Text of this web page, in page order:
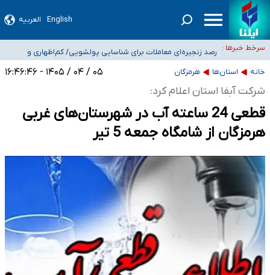
English العربیه
سرخط خبرها :
۵۰ ایستگاه هواشناسی در جنگ دچار آسیب‌های جدی شدند/ تخریب کامل دو رادار در
بوشهر و اهواز
شیب آسیب‌های اجتماعی در کشور افزایشی است
رصد زنجیره‌ای معاملات برای شناسایی پولشویی/ کم‌اظهاری و
ایرانی- افغانستانی
آسیب‌های جنگ، صدور گواهینامه موتورسواری زنان را به تأخیر انداخت
خانه استان‌ها هرمزگان ۰۵ / ۰۴ / ۱۴۰۵ - ۱۶:۴۶:۴۶
شرکت آبفا استان اعلام کرد:
قطعی 24 ساعته آب در شهرستان‌های غربی
هرمزگان از شامگاه جمعه 5 تیر